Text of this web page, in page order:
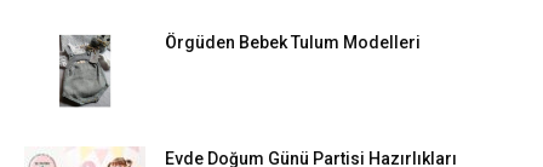
Örgüden Bebek Tulum Modelleri
Evde Doğum Günü Partisi Hazırlıkları